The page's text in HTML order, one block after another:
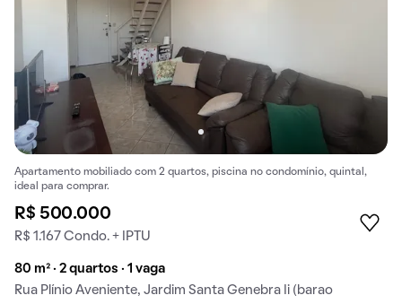
Apartamento mobiliado com 2 quartos, piscina no condomínio, quintal,
ideal para comprar.
R$ 500.000
R$ 1.167 Condo. + IPTU
80 m² · 2 quartos · 1 vaga
Rua Plínio Aveniente, Jardim Santa Genebra Ii (barao